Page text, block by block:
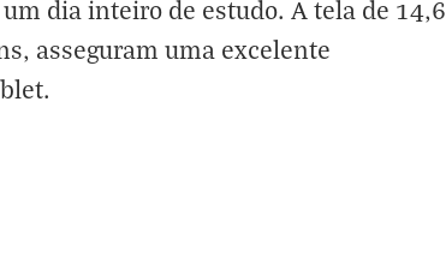
dia inteiro de estudo. A tela de 14,6
asseguram uma excelente